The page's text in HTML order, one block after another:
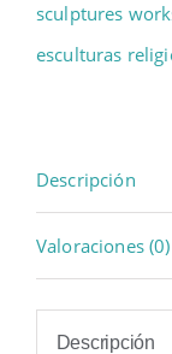
sculptures
esculturas
Descripción
Valoraciones (0)
Descripción